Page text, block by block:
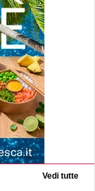
Vedi tutte